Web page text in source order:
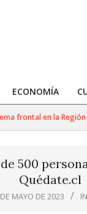
ECONOMÍA
en la Región de
500
Quédate.cl
MAYO DE 2023